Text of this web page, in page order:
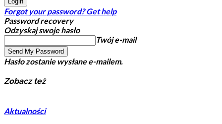
Forgot your password? Get help
Password recovery
Odzyskaj swoje hasło
Twój e-mail
Hasło zostanie wysłane e-mailem.
Zobacz też
Aktualności